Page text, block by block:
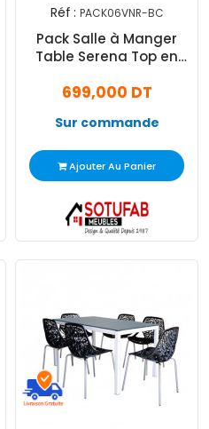
Réf : PACK06VNR-BC
Pack Salle à Manger
Table Serena Top en
699,000 DT
Sur commande
Ajouter Au Panier